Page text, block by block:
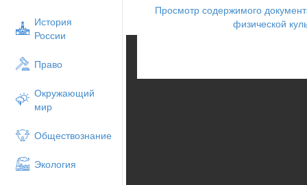
История
России
Право
Окружающий
мир
Обществознание
Экология
Просмотр содержимого
физической